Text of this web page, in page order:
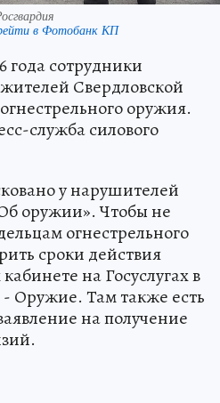
в Фотобанк КП
года сотрудники
Свердловской
оружия.
служба силового
у нарушителей
оружии». Чтобы не
огнестрельного
сроки действия
на Госуслугах в
Оружие. Там также есть
на получение